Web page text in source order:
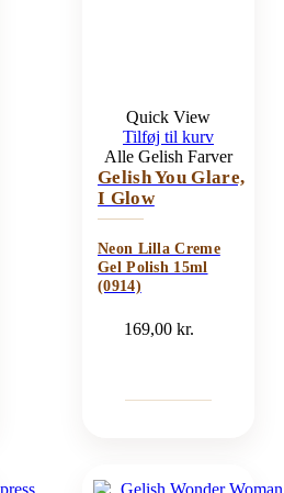
Quick View
Tilføj til kurv
Alle Gelish Farver
Gelish You Glare,
I Glow
Neon Lilla Creme
Gel Polish 15ml
(0914)
169,00kr.